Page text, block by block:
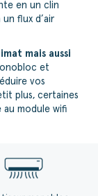
en un clin
un flux d’air
mais aussi
et
vos
plus, certaines
au module wifi